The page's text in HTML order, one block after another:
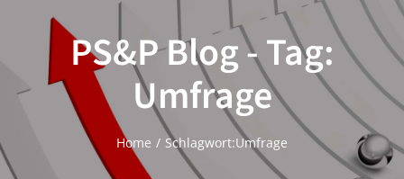
PS&P Blog - Tag:
Umfrage
Home Schlagwort:Umfrage